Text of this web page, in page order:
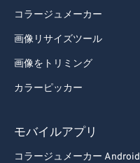
コラージュメーカー
画像リサイズツール
画像をトリミング
カラーピッカー
モバイルアプリ
コラージュメーカー Android